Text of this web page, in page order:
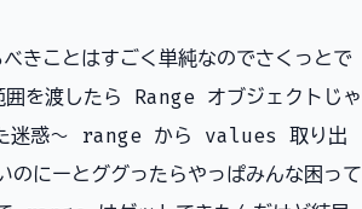
ことはすごく単純なのでさくっとで
渡したら Range オブジェクトじゃ
迷惑～ range から values 取り出
のにーとググったらやっぱみんな困って